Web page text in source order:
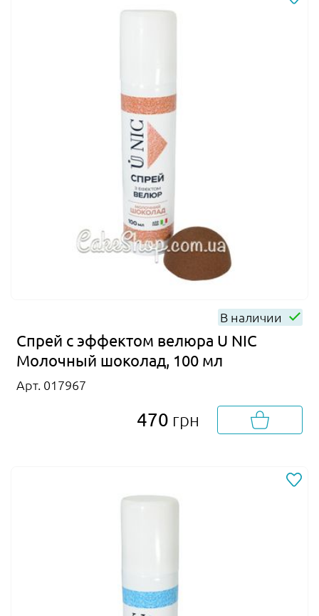
В наличии
Спрей с эффектом велюра U NIC
Молочный шоколад, 100 мл
Арт. 017967
470 грн